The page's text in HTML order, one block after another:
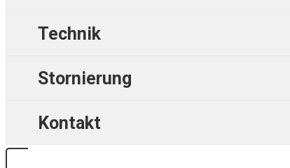
Technik
Stornierung
Kontakt